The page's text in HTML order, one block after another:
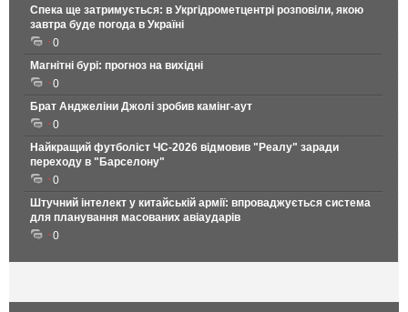
Спека ще затримується: в Укргідрометцентрі розповіли, якою
завтра буде погода в Україні
0
Магнітні бурі: прогноз на вихідні
0
Брат Анджеліни Джолі зробив камінг-аут
0
Найкращий футболіст ЧС-2026 відмовив "Реалу" заради
переходу в "Барселону"
0
Штучний інтелект у китайській армії: впроваджується система
для планування масованих авіаударів
0